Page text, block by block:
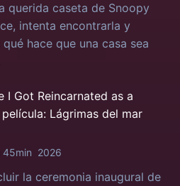
querida caseta de Snoopy
intenta encontrarla y
hace que una casa sea
I Got Reincarnated as a
película: Lágrimas del mar
45min 2026
la ceremonia inaugural de